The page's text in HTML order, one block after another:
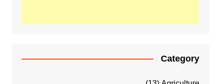
Category